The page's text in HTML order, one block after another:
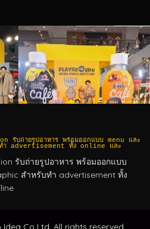
รับถ่ายรูปอาหาร พร้อมออกแบบ menu และ
ำ advertisement ทั้ง online และ
รับถ่ายรูปอาหาร พร้อมออกแบบ
สำหรับทำ advertisement ทั้ง
Idea Co Ltd. All rights reserved.